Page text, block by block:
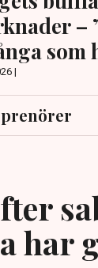
–
som
|
har